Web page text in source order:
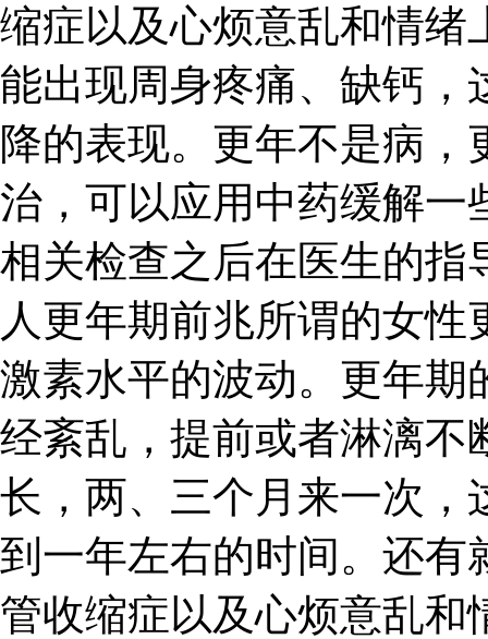
缩症以及心烦意乱和情绪
能出现周身疼痛、缺钙，
降的表现。更年不是病
治，可以应用中药缓解一
相关检查之后在医生的指
人更年期前兆所谓的女
激素水平的波动。更年期
经紊乱，提前或者淋漓不
长，两、三个月来一次，
到一年左右的时间。还有
管收缩症以及心烦意乱和